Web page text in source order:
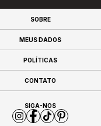
SOBRE
MEUS DADOS
POLÍTICAS
CONTATO
SIGA-NOS